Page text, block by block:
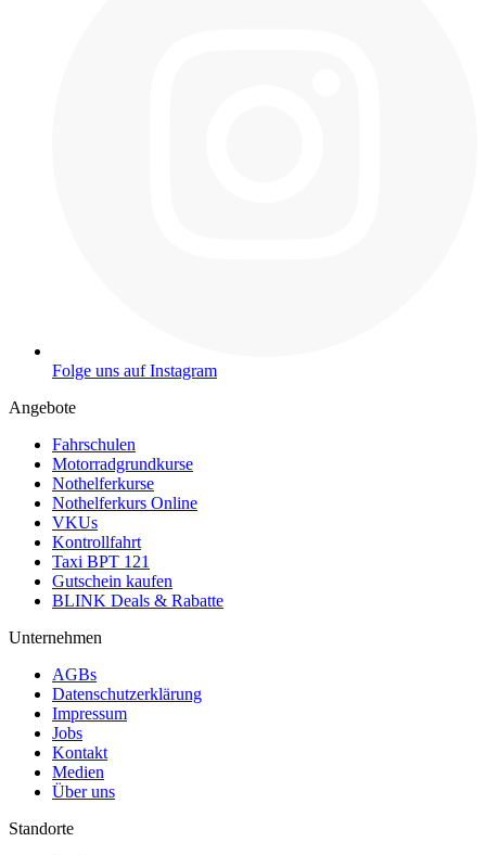
Folge uns auf Instagram
Angebote
Fahrschulen
Motorradgrundkurse
Nothelferkurse
Nothelferkurs Online
VKUs
Kontrollfahrt
Taxi BPT 121
Gutschein kaufen
BLINK Deals & Rabatte
Unternehmen
AGBs
Datenschutzerklärung
Impressum
Jobs
Kontakt
Medien
Über uns
Standorte